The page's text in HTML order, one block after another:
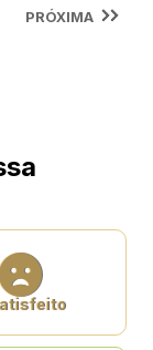
PRÓXIMA